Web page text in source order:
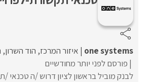
one systems איזור המרכז הוד השרון
פורסם לפני יותר מחודשיים
לבנק מוביל בראשון לציון דרוש /ה טכנאי /